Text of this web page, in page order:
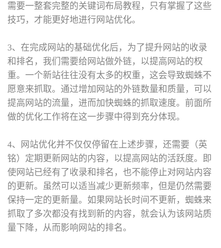
需要一整套完整的关键词布局教程，只有掌握了这些
技巧，才能更好地进行网站优化。
3、在完成网站的基础优化后，为了提升网站的收录
和排名，我们需要给网站做外链，以提高网站的权
重。一个新站往往没有太多的权重，这会导致蜘蛛不
愿意来抓取。通过增加网站的外链数量和质量，可以
提高网站的流量，进而加快蜘蛛的抓取速度。前面所
做的优化工作将在这一步骤中得到充分体现。
4、网站优化并不仅仅停留在上述步骤，还需要（英
铭）定期更新网站的内容，以提高网站的活跃度。即
使网站已经有了收录和排名，也不能停止对网站内容
的更新。虽然可以适当减少更新频率，但是仍然需要
保持一定的更新量。如果网站长时间不更新，蜘蛛来
抓取了多次都没有找到新的内容，就会认为该网站质
量下降，从而影响网站的排名。